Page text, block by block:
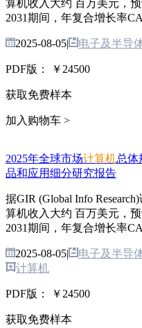
算机收入大约 百万美元，
2031期间，年复合增长率
2025-08-05| 电子及半导
PDF版： ￥24500
获取免费样本
加入购物车 >
2025年全球市场计算机总体
品和应用细分研究报告
据GIR (Global Info
算机收入大约 百万美元，
2031期间，年复合增长率
2025-08-05| 电子及半导
计算机
PDF版： ￥24500
获取免费样本